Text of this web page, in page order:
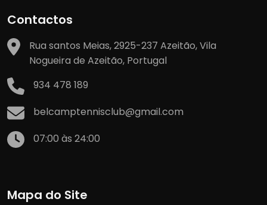
Contactos
Rua santos Meias, 2925-237 Azeitão, Vila
Nogueira de Azeitão, Portugal
934 478 189
belcamptennisclub@gmail.com
07:00 às 24:00
Mapa do Site